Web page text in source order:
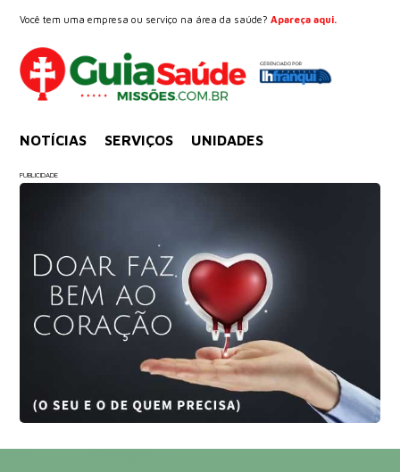
Você tem uma empresa ou serviço na área da saúde?Apareça aqui.
NOTÍCIAS SERVIÇOS UNIDADES
PUBLICIDADE